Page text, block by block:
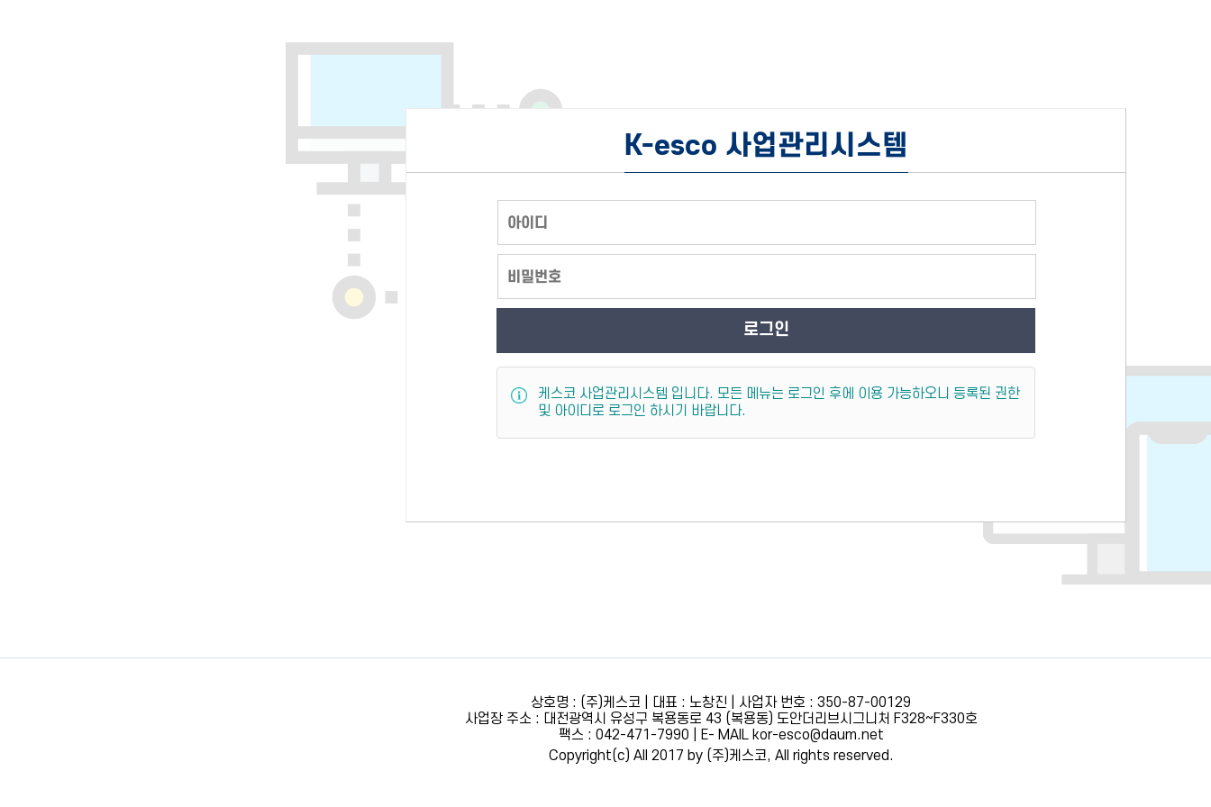
K-esco 사업관리시스템
로그인
케스코 사업관리시스템 입니다. 모든 메뉴는 로그인 후에 이용 가능하오니 등록된 권한
및 아이디로 로그인 하시기 바랍니다.
상호명 : (주)케스코 | 대표 : 노창진 | 사업자 번호 : 350-87-00129
사업장 주소 : 대전광역시 유성구 복용동로 43 (복용동) 도안더리브시그니처 F328~F330호
팩스 : 042-471-7990 | E- MAIL kor-esco@daum.net
Copyright(c) All 2017 by (주)케스코, All rights reserved.